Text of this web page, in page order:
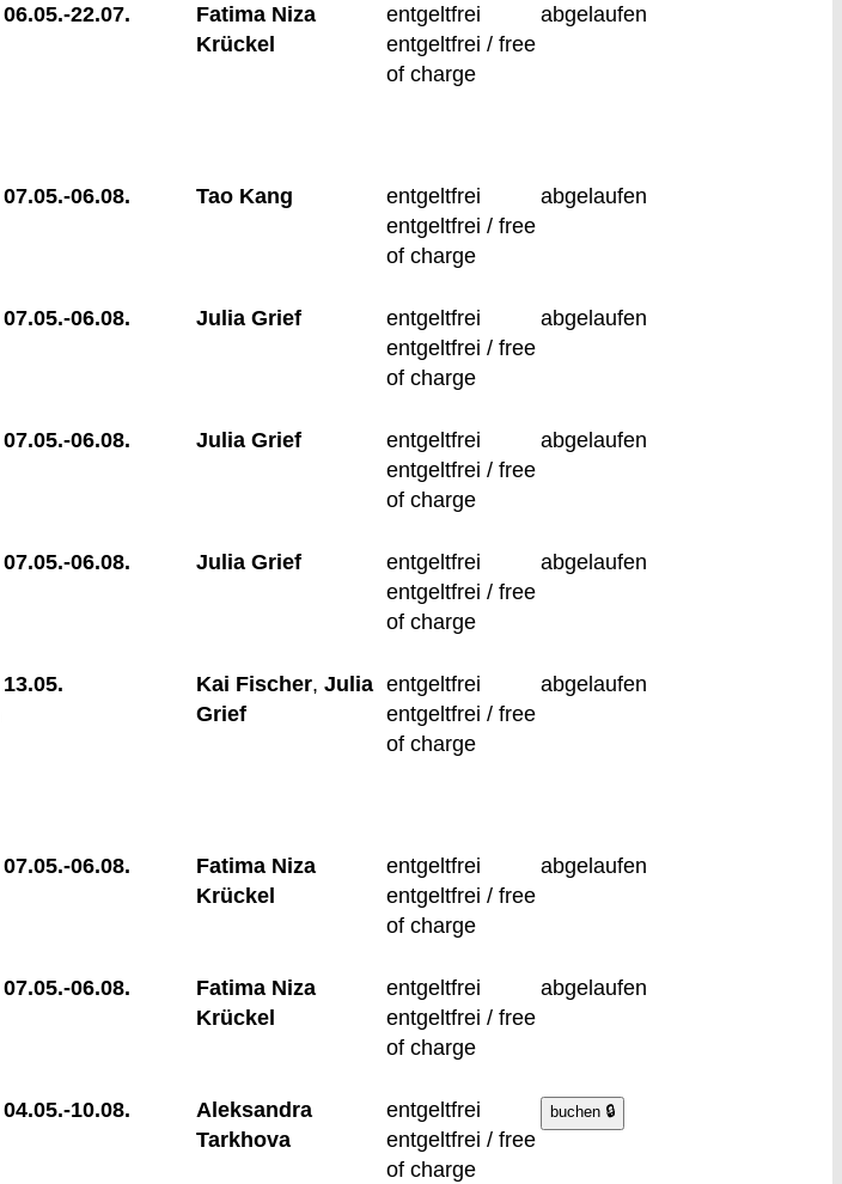
06.05.-22.07.
Fatima Niza
Krückel
entgeltfrei
entgeltfrei / free
of charge
abgelaufen
07.05.-06.08. Tao Kang
entgeltfrei
entgeltfrei / free
of charge
abgelaufen
07.05.-06.08. Julia Grief
entgeltfrei
entgeltfrei / free
of charge
abgelaufen
07.05.-06.08. Julia Grief
entgeltfrei
entgeltfrei / free
of charge
abgelaufen
07.05.-06.08. Julia Grief
entgeltfrei
entgeltfrei / free
of charge
abgelaufen
13.05. Kai Fischer, Julia
Grief
entgeltfrei
entgeltfrei / free
of charge
abgelaufen
07.05.-06.08.
Fatima Niza
Krückel
entgeltfrei
entgeltfrei / free
of charge
abgelaufen
07.05.-06.08.
Fatima Niza
Krückel
entgeltfrei
entgeltfrei / free
of charge
abgelaufen
04.05.-10.08.
Aleksandra
Tarkhova
entgeltfrei
entgeltfrei / free
of charge